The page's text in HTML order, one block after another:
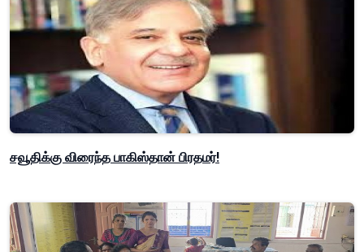
சவூதிக்கு விரைந்த பாகிஸ்தான் பிரதமர்!